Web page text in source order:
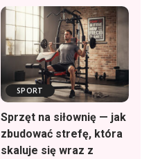
SPORT
Sprzęt na siłownię — jak
zbudować strefę, która
skaluje się wraz z